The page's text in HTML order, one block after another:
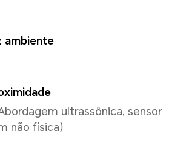
podem variar com
as situações reais.
de vídeo
com gravação